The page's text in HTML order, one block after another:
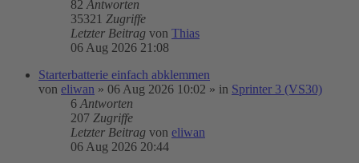
82 Antworten
35321 Zugriffe
Letzter Beitrag von Thias
06 Aug 2026 21:08
Starterbatterie einfach abklemmen
von eliwan » 06 Aug 2026 10:02 » in Sprinter 3 (VS30)
6 Antworten
207 Zugriffe
Letzter Beitrag von eliwan
06 Aug 2026 20:44